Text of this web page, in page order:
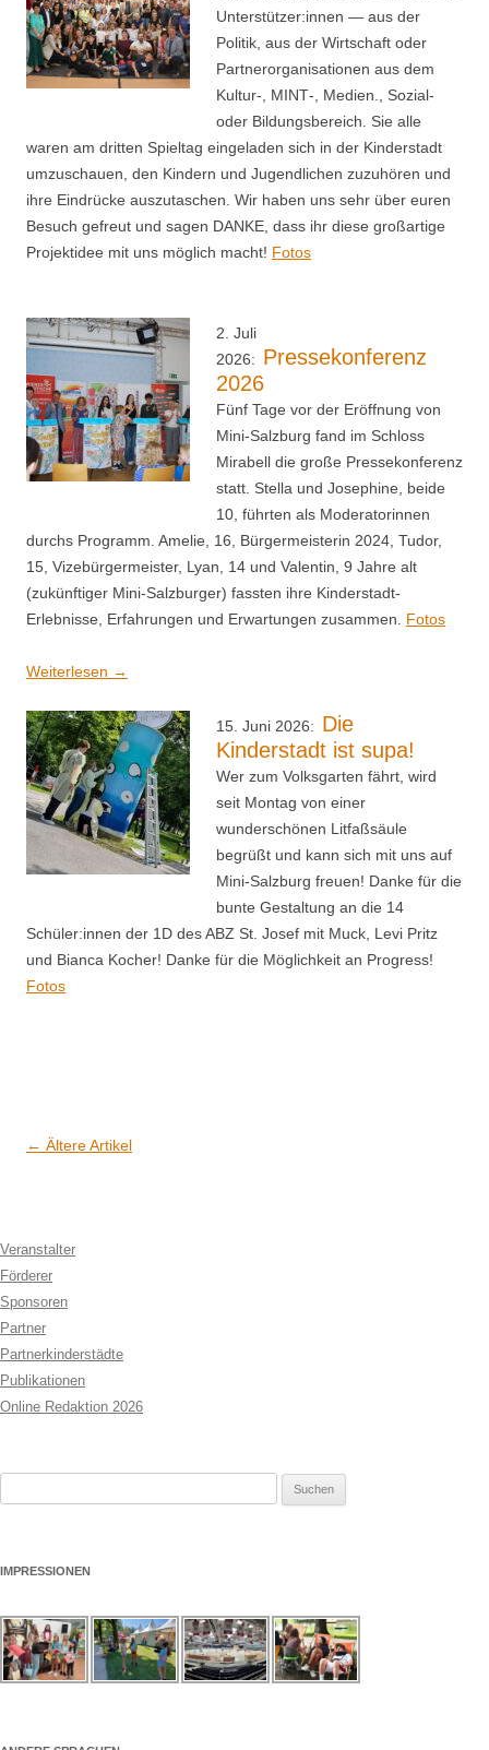
Unterstützer:innen — aus der
Politik, aus der Wirtschaft oder
Partnerorganisationen aus dem
Kultur‑, MINT‑, Medien., Sozial-
oder Bildungsbereich. Sie alle
waren am dritten Spieltag eingeladen sich in der Kinderstadt
umzuschauen, den Kindern und Jugendlichen zuzuhören und
ihre Eindrücke auszutaschen. Wir haben uns sehr über euren
Besuch gefreut und sagen DANKE, dass ihr diese großartige
Projektidee mit uns möglich macht! Fotos
2. Juli
2026: Pressekonferenz
2026
Fünf Tage vor der Eröffnung von
Mini-Salzburg fand im Schloss
Mirabell die große Pressekonferenz
statt. Stella und Josephine, beide
10, führten als Moderatorinnen
durchs Programm. Amelie, 16, Bürgermeisterin 2024, Tudor,
15, Vizebürgermeister, Lyan, 14 und Valentin, 9 Jahre alt
(zukünftiger Mini-Salzburger) fassten ihre Kinderstadt-
Erlebnisse, Erfahrungen und Erwartungen zusammen. Fotos
Weiterlesen →
15. Juni 2026: Die
Kinderstadt ist supa!
Wer zum Volksgarten fährt, wird
seit Montag von einer
wunderschönen Litfaßsäule
begrüßt und kann sich mit uns auf
Mini-Salzburg freuen! Danke für die
bunte Gestaltung an die 14
Schüler:innen der 1D des ABZ St. Josef mit Muck, Levi Pritz
und Bianca Kocher! Danke für die Möglichkeit an Progress!
Fotos
Artikel-Navigation
← Ältere Artikel
Veranstalter
Förderer
Sponsoren
Partner
Partnerkinderstädte
Publikationen
Online Redaktion 2026
IMPRESSIONEN